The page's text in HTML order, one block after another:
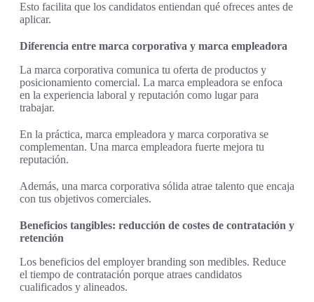
Esto facilita que los candidatos entiendan qué ofreces antes de
aplicar.
Diferencia entre marca corporativa y marca empleadora
La marca corporativa comunica tu oferta de productos y
posicionamiento comercial. La marca empleadora se enfoca
en la experiencia laboral y reputación como lugar para
trabajar.
En la práctica, marca empleadora y marca corporativa se
complementan. Una marca empleadora fuerte mejora tu
reputación.
Además, una marca corporativa sólida atrae talento que encaja
con tus objetivos comerciales.
Beneficios tangibles: reducción de costes de contratación y
retención
Los beneficios del employer branding son medibles. Reduce
el tiempo de contratación porque atraes candidatos
cualificados y alineados.